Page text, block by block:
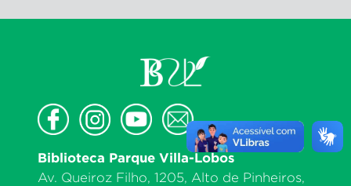
Biblioteca Parque Villa-Lobos
Av. Queiroz Filho, 1205, Alto de Pinheiros,